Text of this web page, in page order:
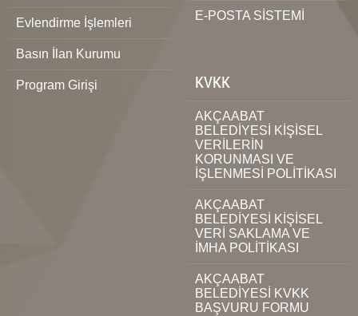
Evlendirme İşlemleri
Basın İlan Kurumu
Program Girişi
E-POSTA SİSTEMİ
KVKK
AKÇAABAT
BELEDİYESİ KİŞİSEL
VERİLERİN
KORUNMASI VE
İŞLENMESİ POLİTİKASI
AKÇAABAT
BELEDİYESİ KİŞİSEL
VERİ SAKLAMA VE
İMHA POLİTİKASI
AKÇAABAT
BELEDİYESİ KVKK
BAŞVURU FORMU